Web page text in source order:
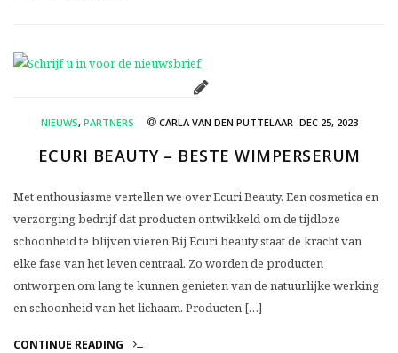
NIEUWS, PARTNERS CARLA VAN DEN PUTTELAAR DEC 25, 2023
ECURI BEAUTY – BESTE WIMPERSERUM
Met enthousiasme vertellen we over Ecuri Beauty. Een cosmetica en
verzorging bedrijf dat producten ontwikkeld om de tijdloze
schoonheid te blijven vieren Bij Ecuri beauty staat de kracht van
elke fase van het leven centraal. Zo worden de producten
ontworpen om lang te kunnen genieten van de natuurlijke werking
en schoonheid van het lichaam. Producten […]
CONTINUE READING